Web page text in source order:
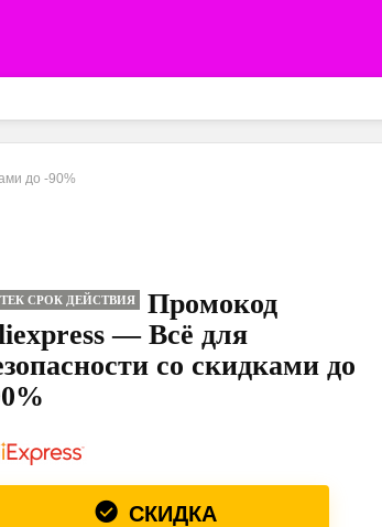
до -90%
СРОК ДЕЙСТВИЯ
Промокод
— Всё для
со скидками до
СКИДКА